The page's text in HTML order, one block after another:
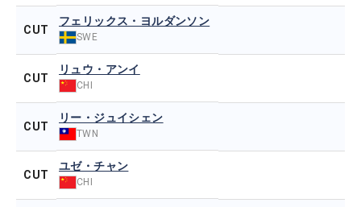
CUT
フェリックス・ヨルダンソン
SWE
CUT
リュウ・アンイ
CHI
CUT
リー・ジュイシェン
TWN
CUT
ユゼ・チャン
CHI